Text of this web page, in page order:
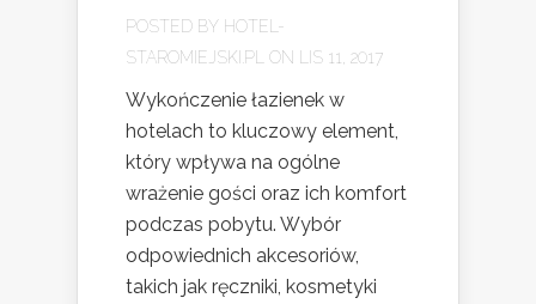
POSTED BY HOTEL-
STAROMIEJSKI.PL
ON LIS 11, 2017
Wykończenie łazienek w
hotelach to kluczowy element,
który wpływa na ogólne
wrażenie gości oraz ich komfort
podczas pobytu. Wybór
odpowiednich akcesoriów,
takich jak ręczniki, kosmetyki